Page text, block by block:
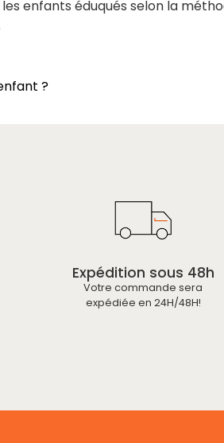
enfants éduqués selon la
?
Expédition sous 48h
Votre commande sera
expédiée en 24H/48H!